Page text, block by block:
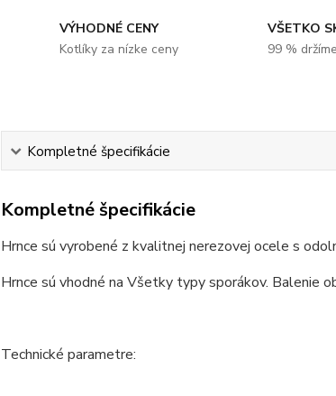
VÝHODNÉ CENY
Kotlíky za nízke ceny
VŠETKO
99 %
Kompletné špecifikácie
Kompletné špecifikácie
Hrnce sú vyrobené z kvalitnej nerezovej ocele s
Hrnce sú vhodné na Všetky typy sporákov. Balenie
Technické parametre: